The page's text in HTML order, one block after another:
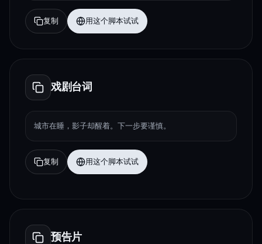
复制 用这个脚本试试
戏剧台词
城市在睡，影子却醒着。下一步要谨慎。
复制 用这个脚本试试
预告片